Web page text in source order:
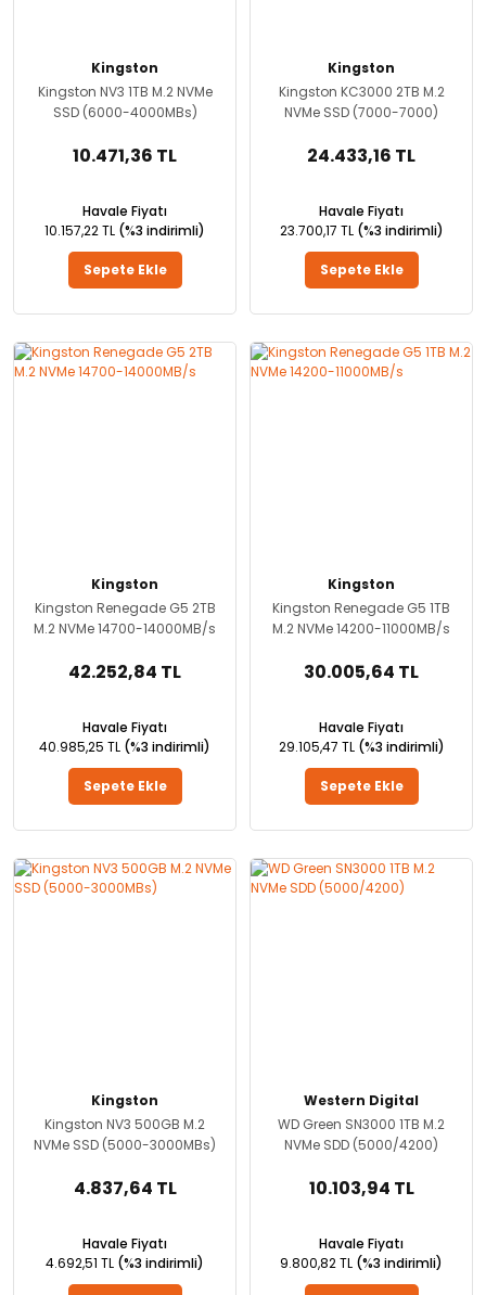
Kingston
Kingston NV3 1TB M.2 NVMe
SSD (6000-4000MBs)
10.471,36 TL
Havale Fiyatı
10.157,22 TL (%3 indirimli)
Sepete Ekle
Kingston
Kingston KC3000 2TB M.2
NVMe SSD (7000-7000)
24.433,16 TL
Havale Fiyatı
23.700,17 TL (%3 indirimli)
Sepete Ekle
Kingston
Kingston Renegade G5 2TB
M.2 NVMe 14700-14000MB/s
42.252,84 TL
Havale Fiyatı
40.985,25 TL (%3 indirimli)
Sepete Ekle
Kingston
Kingston Renegade G5 1TB
M.2 NVMe 14200-11000MB/s
30.005,64 TL
Havale Fiyatı
29.105,47 TL (%3 indirimli)
Sepete Ekle
Kingston
Kingston NV3 500GB M.2
NVMe SSD (5000-3000MBs)
4.837,64 TL
Havale Fiyatı
4.692,51 TL (%3 indirimli)
Western Digital
WD Green SN3000 1TB M.2
NVMe SDD (5000/4200)
10.103,94 TL
Havale Fiyatı
9.800,82 TL (%3 indirimli)